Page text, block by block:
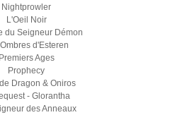
Nightprowler
L'Oeil Noir
du Seigneur Démon
d'Esteren
Premiers Ages
Prophecy
Dragon & Oniros
- Glorantha
des Anneaux